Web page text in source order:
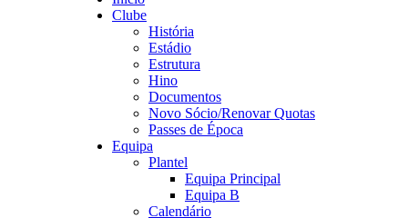
Clube
História
Estádio
Estrutura
Hino
Documentos
Novo Sócio/Renovar Quotas
Passes de Época
Equipa
Plantel
Equipa Principal
Equipa B
Calendário